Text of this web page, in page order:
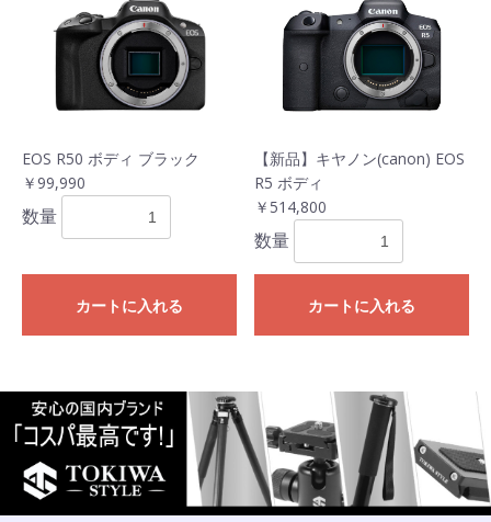
EOS R50 ボディ ブラック
￥99,990
数量
カートに入れる
【新品】キヤノン(canon) EOS
R5 ボディ
￥514,800
数量
カートに入れる